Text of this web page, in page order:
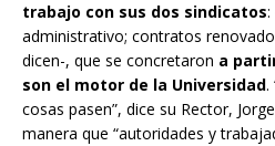
trabajo con sus dos sindicatos:
administrativo; contratos
dicen-, que se concretaron a
son el motor de la Universidad.
cosas pasen”, dice su Rector,
manera que “autoridades y